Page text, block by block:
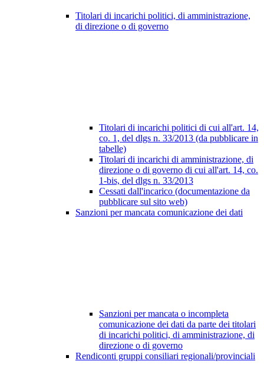
Titolari di incarichi politici, di amministrazione,
di direzione o di governo
Titolari di incarichi politici di cui all'art. 14,
co. 1, del dlgs n. 33/2013 (da pubblicare in
tabelle)
Titolari di incarichi di amministrazione, di
direzione o di governo di cui all'art. 14, co.
1-bis, del dlgs n. 33/2013
Cessati dall'incarico (documentazione da
pubblicare sul sito web)
Sanzioni per mancata comunicazione dei dati
Sanzioni per mancata o incompleta
comunicazione dei dati da parte dei titolari
di incarichi politici, di amministrazione, di
direzione o di governo
Rendiconti gruppi consiliari regionali/provinciali